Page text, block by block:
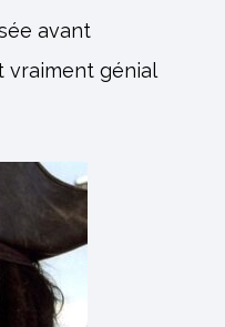
avant
vraiment génial